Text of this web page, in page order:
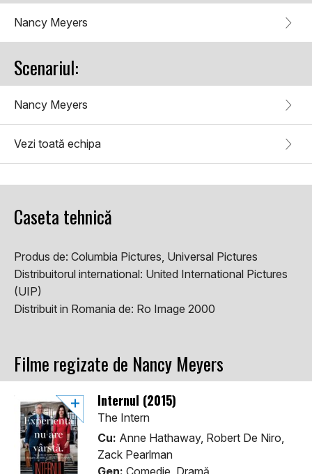
Nancy Meyers
Scenariul:
Nancy Meyers
Vezi toată echipa
Caseta tehnică
Produs de: Columbia Pictures, Universal Pictures
Distribuitorul international: United International Pictures
(UIP)
Distribuit in Romania de: Ro Image 2000
Filme regizate de Nancy Meyers
Internul (2015)
The Intern
Cu: Anne Hathaway, Robert De Niro,
Zack Pearlman